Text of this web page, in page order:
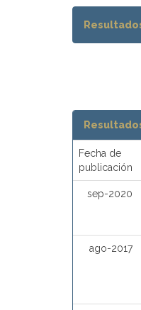
Fecha de
publicación
sep-2020
ago-2017